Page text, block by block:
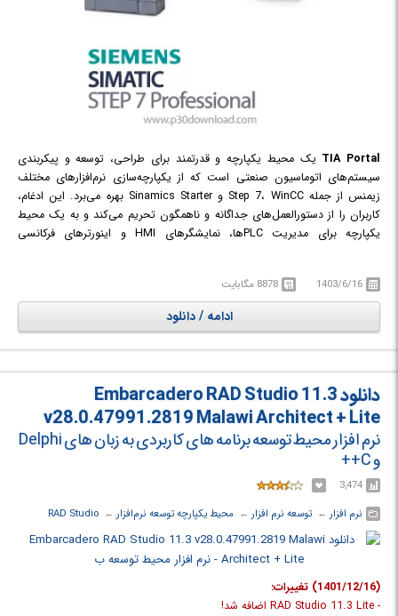
TIA Portal یک محیط یکپارچه و قدرتمند برای طراحی، توسعه و پیکربندی
سیستم‌های اتوماسیون صنعتی است که از یکپارچه‌سازی نرم‌افزارهای مختلف
زیمنس از جمله Step 7، WinCC و Sinamics Starter بهره می‌برد. این ادغام،
کاربران را از دستورالعمل‌های جداگانه و ناهمگون تحریم می‌کند و به یک محیط
یکپارچه برای مدیریت PLC‌ها، نمایشگرهای HMI و اینورترهای فرکانسی
سازمان‌یافته و منطقی که نه تنها به راحتی کاربران را در توسعه، نگهداری و
تشخیص سیستم‌های صنعتی همراهی می‌کند، بلکه امکان افزایش و به‌روزرسانی
سیستم‌ها را نیز با حفظ سازمان‌یافته‌ی منطقی فراهم می‌کند. در این سیستم،
دستگاه‌های کنترلی (PLC) نقش مترجم را بر عهده دارند.
برنامه نویسی PLC های تولید شده توسط این شرکت است که در این نرم افزار
تمام ورودی و خروجی های PLC اعم از ورودی و خروجی های آنالوگ و دیجیتال،
مدول شمارشگر، مدول وضعیت و غیره تعبیه شده که می‌بایست در صورت استفاده
در نرم افزار پیکر بندی سخت افزاری شوند.
1403/6/16 8878 مگابایت
ادامه / دانلود
دانلود Embarcadero RAD Studio 11.3
v28.0.47991.2819 Malawi Architect + Lite
نرم افزار محیط توسعه برنامه های کاربردی به زبان های Delphi
و C++
3,474
نرم افزار ← ‏توسعه نرم افزار ← ‏ محیط یکپارچه توسعه نرم‌افزار ← ‏
RAD Studio
(1401/12/16) تغییرات:
- RAD Studio 11.3 Lite اضافه شد!